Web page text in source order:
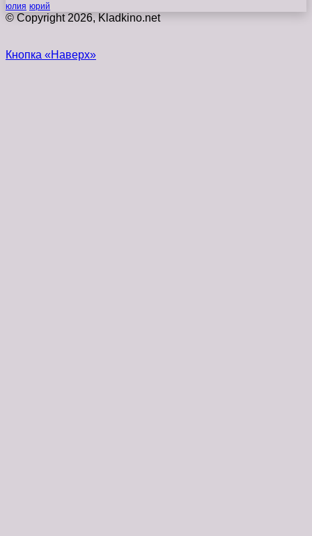
юлия юрий
© Copyright 2026, Kladkino.net
Кнопка «Наверх»